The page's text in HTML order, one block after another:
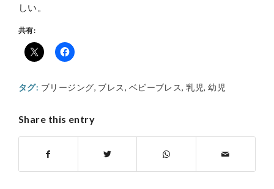
しい。
共有:
タグ: ブリージング, ブレス, ベビーブレス,乳児,幼児
Share this entry